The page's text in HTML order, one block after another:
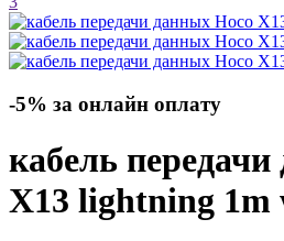
-5% за онлайн оплату
кабель
X13 lightning 1m